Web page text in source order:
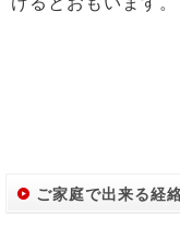
ご家庭で出来る経